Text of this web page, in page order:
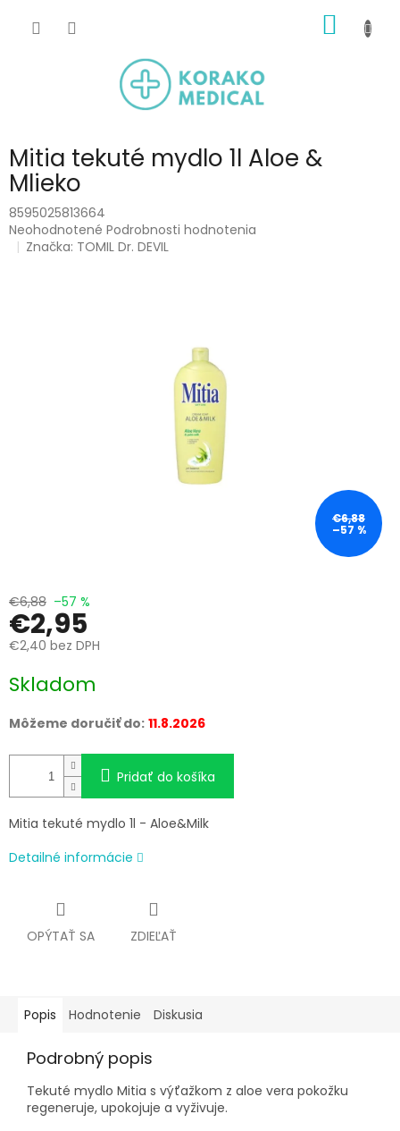
KOŠÍK
Mitia tekuté mydlo 1l Aloe &
Mlieko
8595025813664
Priemerné
hodnotenie
Neohodnotené Podrobnosti hodnotenia
Značka: TOMIL Dr. DEVIL
€6,88
–57 %
€6,88 –57 %
€2,95
€2,40 bez DPH
cena:
Skladom
Môžeme doručiť do: 11.8.2026
Pridať do košíka
Mitia tekuté mydlo 1l - Aloe&Milk
Detailné informácie
OPÝTAŤ SA ZDIEĽAŤ
Popis Hodnotenie Diskusia
Podrobný popis
Tekuté mydlo Mitia s výťažkom z aloe vera pokožku
regeneruje, upokojuje a vyživuje.